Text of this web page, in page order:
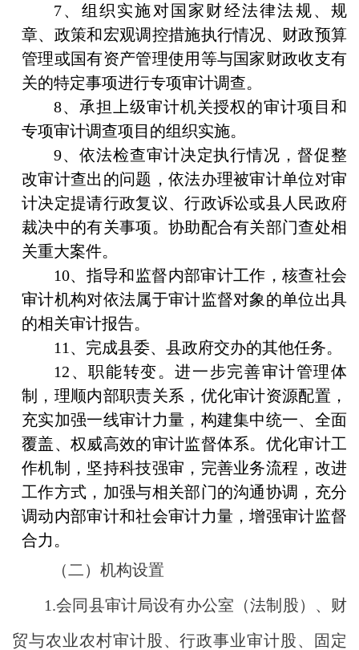
7、组织实施对国家财经法律法规、规
章、政策和宏观调控措施执行情况、财政预算
管理或国有资产管理使用等与国家财政收支有
关的特定事项进行专项审计调查。
8、承担上级审计机关授权的审计项目和
专项审计调查项目的组织实施。
9、依法检查审计决定执行情况，督促整
改审计查出的问题，依法办理被审计单位对审
计决定提请行政复议、行政诉讼或县人民政府
裁决中的有关事项。协助配合有关部门查处相
关重大案件。
10、指导和监督内部审计工作，核查社会
审计机构对依法属于审计监督对象的单位出具
的相关审计报告。
11、完成县委、县政府交办的其他任务。
12、职能转变。进一步完善审计管理体
制，理顺内部职责关系，优化审计资源配置，
充实加强一线审计力量，构建集中统一、全面
覆盖、权威高效的审计监督体系。优化审计工
作机制，坚持科技强审，完善业务流程，改进
工作方式，加强与相关部门的沟通协调，充分
调动内部审计和社会审计力量，增强审计监督
合力。
（二）机构设置
1.会同县审计局设有办公室（法制股）、财
贸与农业农村审计股、行政事业审计股、固定